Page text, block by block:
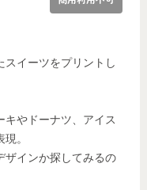
イーツをプリントし
やドーナツ、アイス
。
ザインか探してみるの